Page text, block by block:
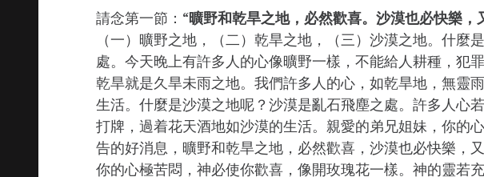
請念第一節：“曠野和乾旱之地，必然歡喜。沙漠也必快樂，
（一）曠野之地，（二）乾旱之地，（三）沙漠之地。什麼
處。今天晚上有許多人的心像曠野一樣，不能給人耕種，犯
乾旱就是久旱未雨之地。我們許多人的心，如乾旱地，無靈
生活。什麼是沙漠之地呢？沙漠是亂石飛塵之處。許多人心
打牌，過着花天酒地如沙漠的生活。親愛的弟兄姐妹，你的
告的好消息，曠野和乾旱之地，必然歡喜，沙漠也必快樂，
你的心極苦悶，神必使你歡喜，像開玫瑰花一樣。神的靈若